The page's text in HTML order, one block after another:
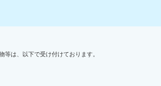
は、以下で受け付けております。